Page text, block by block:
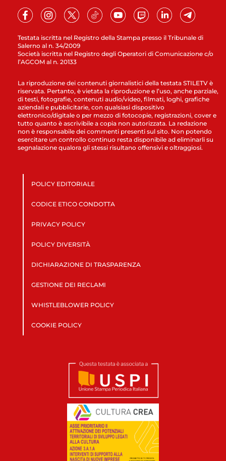
Testata iscritta nel Registro della Stampa presso il Tribunale di
Salerno al n. 34/2009
Società iscritta nel Registro degli Operatori di Comunicazione c/o
l’AGCOM al n. 20133
La riproduzione dei contenuti giornalistici della testata STILETV è
riservata. Pertanto, è vietata la riproduzione e l’uso, anche parziale,
di testi, fotografie, contenuti audio/video, filmati, loghi, grafiche
aziendali e pubblicitarie, con qualsiasi dispositivo
elettronico/digitale o per mezzo di fotocopie, registrazioni, cover e
tutto quanto è ascrivibile a copia non autorizzata. La redazione
non è responsabile dei commenti presenti sul sito. Non potendo
esercitare un controllo continuo resta disponibile ad eliminarli su
segnalazione qualora gli stessi risultano offensivi e oltraggiosi.
POLICY EDITORIALE
CODICE ETICO CONDOTTA
PRIVACY POLICY
POLICY DIVERSITÀ
DICHIARAZIONE DI TRASPARENZA
GESTIONE DEI RECLAMI
WHISTLEBLOWER POLICY
COOKIE POLICY